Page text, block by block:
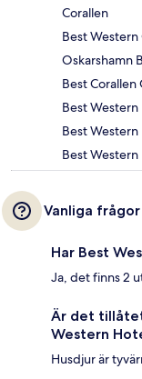
Corallen
Best
Oskarshamn
Best Corallen
Best
Best
Best
Vanliga
Har Best
Ja, det finns 2
Är det
Western
Husdjur är